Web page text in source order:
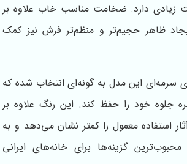
زیادی دارد. ضخامت مناسب خاب علاوه بر
ظاهر حجیم‌تر و منظم‌تر فرش نیز کمک
سرمه‌ای این مدل به گونه‌ای انتخاب شده که
جلوه خود را حفظ کند. این رنگ علاوه بر
استفاده معمول را کمتر نشان می‌دهد و به
گزینه‌ها برای خانه‌های ایرانی